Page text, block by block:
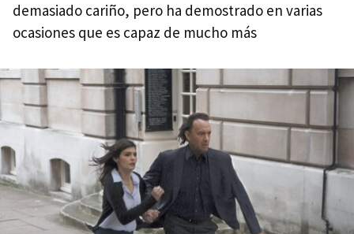
demasiado cariño, pero ha demostrado en varias
ocasiones que es capaz de mucho más